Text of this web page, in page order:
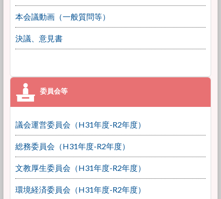
本会議動画（一般質問等）
決議、意見書
議会運営委員会（H31年度-R2年度）
総務委員会（H31年度-R2年度）
文教厚生委員会（H31年度-R2年度）
環境経済委員会（H31年度-R2年度）